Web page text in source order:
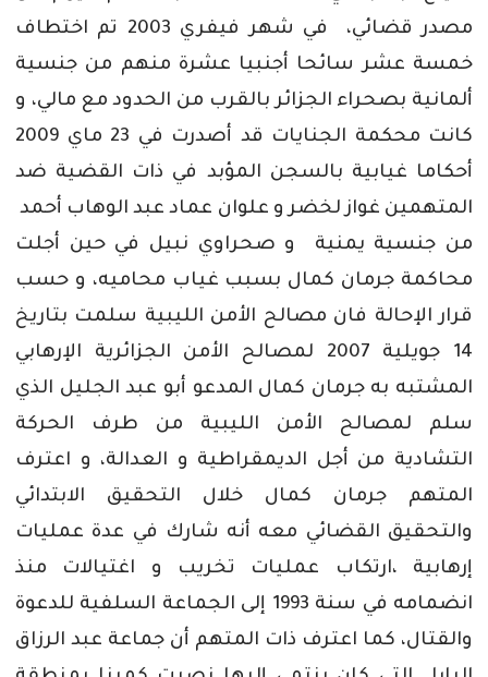
مصدر قضائي، في شهر فيفري 2003 تم اختطاف
خمسة عشر سائحا أجنبيا عشرة منهم من جنسية
ألمانية بصحراء الجزائر بالقرب من الحدود مع مالي، و
كانت محكمة الجنايات قد أصدرت في 23 ماي 2009
أحكاما غيابية بالسجن المؤبد في ذات القضية ضد
المتهمين غواز لخضر و علوان عماد عبد الوهاب أحمد
من جنسية يمنية و صحراوي نبيل في حين أجلت
محاكمة جرمان كمال بسبب غياب محاميه، و حسب
قرار الإحالة فان مصالح الأمن الليبية سلمت بتاريخ
14 جويلية 2007 لمصالح الأمن الجزائرية الإرهابي
المشتبه به جرمان كمال المدعو أبو عبد الجليل الذي
سلم لمصالح الأمن الليبية من طرف الحركة
التشادية من أجل الديمقراطية و العدالة، و اعترف
المتهم جرمان كمال خلال التحقيق الابتدائي
والتحقيق القضائي معه أنه شارك في عدة عمليات
إرهابية ،ارتكاب عمليات تخريب و اغتيالات منذ
انضمامه في سنة 1993 إلى الجماعة السلفية للدعوة
والقتال، كما اعترف ذات المتهم أن جماعة عبد الرزاق